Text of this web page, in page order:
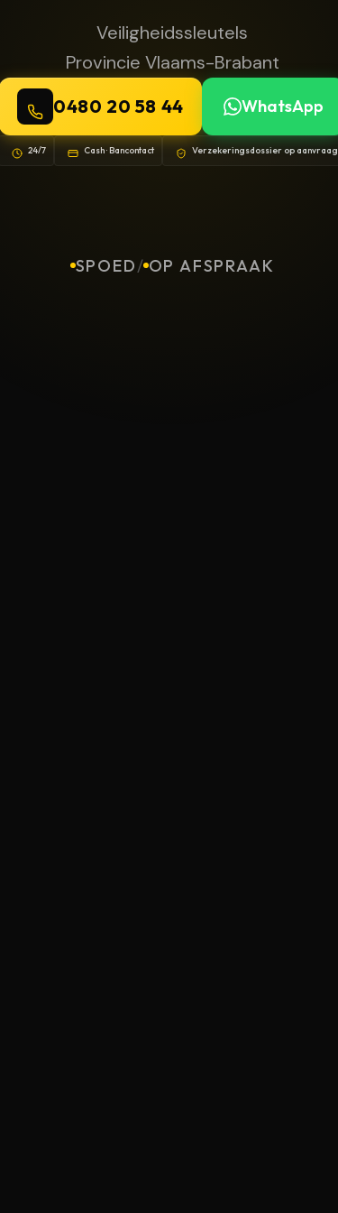
Veiligheidssleutels
Provincie Vlaams-Brabant
0480 20 58 44 WhatsApp
24/7 Cash · Bancontact Verzekeringsdossier op aanvraag
SPOED/ OP AFSPRAAK